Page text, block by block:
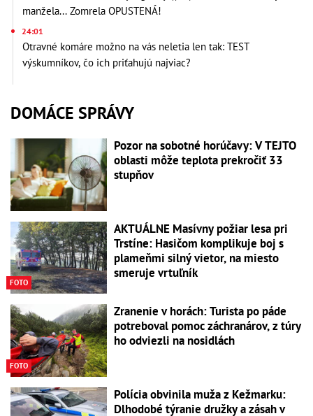
manžela... Zomrela OPUSTENÁ!
24:01
Otravné komáre možno na vás neletia len tak: TEST
výskumníkov, čo ich priťahujú najviac?
DOMÁCE SPRÁVY
Pozor na sobotné horúčavy: V TEJTO
oblasti môže teplota prekročiť 33
stupňov
FOTO
AKTUÁLNE Masívny požiar lesa pri
Trstíne: Hasičom komplikuje boj s
plameňmi silný vietor, na miesto
smeruje vrtuľník
FOTO
Zranenie v horách: Turista po páde
potreboval pomoc záchranárov, z túry
ho odviezli na nosidlách
Polícia obvinila muža z Kežmarku:
Dlhodobé týranie družky a zásah v